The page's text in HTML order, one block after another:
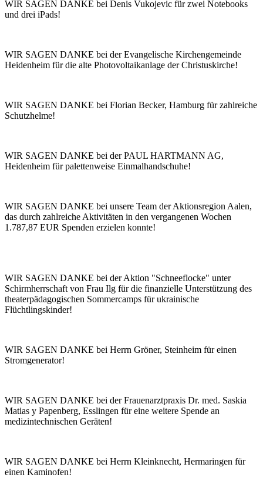
WIR SAGEN DANKE bei Denis Vukojevic für zwei Notebooks
und drei iPads!
WIR SAGEN DANKE bei der Evangelische Kirchengemeinde
Heidenheim für die alte Photovoltaikanlage der Christuskirche!
WIR SAGEN DANKE bei Florian Becker, Hamburg für zahlreiche
Schutzhelme!
WIR SAGEN DANKE bei der PAUL HARTMANN AG,
Heidenheim für palettenweise Einmalhandschuhe!
WIR SAGEN DANKE bei unsere Team der Aktionsregion Aalen,
das durch zahlreiche Aktivitäten in den vergangenen Wochen
1.787,87 EUR Spenden erzielen konnte!
WIR SAGEN DANKE bei der Aktion "Schneeflocke" unter
Schirmherrschaft von Frau Ilg für die finanzielle Unterstützung des
theaterpädagogischen Sommercamps für ukrainische
Flüchtlingskinder!
WIR SAGEN DANKE bei Herrn Gröner, Steinheim für einen
Stromgenerator!
WIR SAGEN DANKE bei der Frauenarztpraxis Dr. med. Saskia
Matias y Papenberg, Esslingen für eine weitere Spende an
medizintechnischen Geräten!
WIR SAGEN DANKE bei Herrn Kleinknecht, Hermaringen für
einen Kaminofen!